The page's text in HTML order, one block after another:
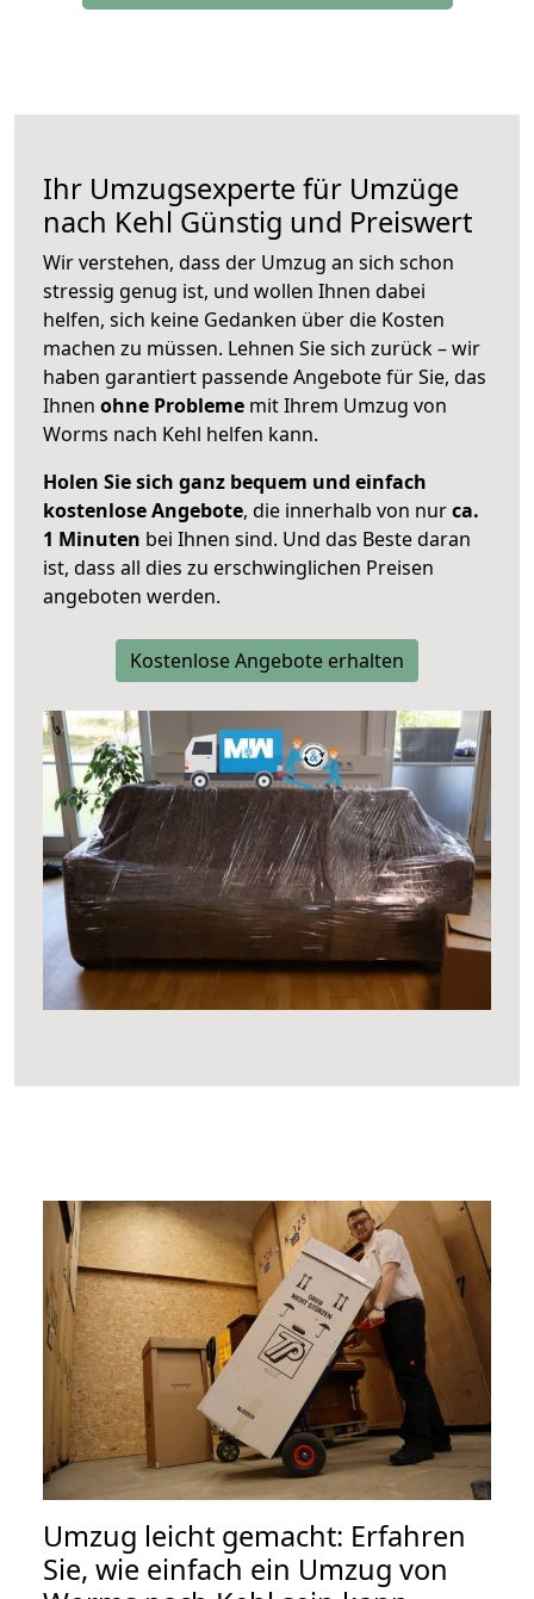
Ihr Umzugsexperte für Umzüge
nach Kehl Günstig und Preiswert
Wir verstehen, dass der Umzug an sich schon
stressig genug ist, und wollen Ihnen dabei
helfen, sich keine Gedanken über die Kosten
machen zu müssen. Lehnen Sie sich zurück – wir
haben garantiert passende Angebote für Sie, das
Ihnen ohne Probleme mit Ihrem Umzug von
Worms nach Kehl helfen kann.
Holen Sie sich ganz bequem und einfach
kostenlose Angebote, die innerhalb von nurca.
1 Minuten bei Ihnen sind. Und das Beste daran
ist, dass all dies zu erschwinglichen Preisen
angeboten werden.
Kostenlose Angebote erhalten
Umzug leicht gemacht: Erfahren
Sie, wie einfach ein Umzug von